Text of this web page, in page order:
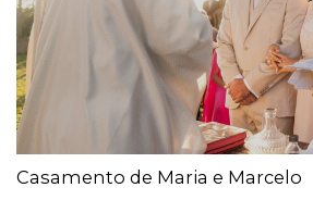
Casamento de Maria e Marcelo